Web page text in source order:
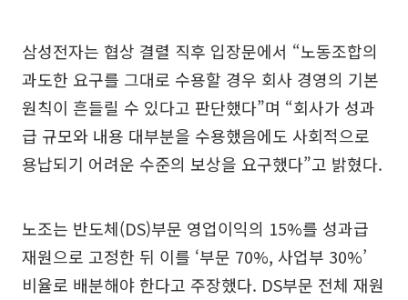
삼성전자는 협상 결렬 직후 입장문에서 “노동조합의
과도한 요구를 그대로 수용할 경우 회사 경영의 기본
원칙이 흔들릴 수 있다고 판단했다”며 “회사가 성과
급 규모와 내용 대부분을 수용했음에도 사회적으로
용납되기 어려운 수준의 보상을 요구했다”고 밝혔다.
노조는 반도체(DS)부문 영업이익의 15%를 성과급
재원으로 고정한 뒤 이를 ‘부문 70%, 사업부 30%’
비율로 배분해야 한다고 주장했다. DS부문 전체 재원